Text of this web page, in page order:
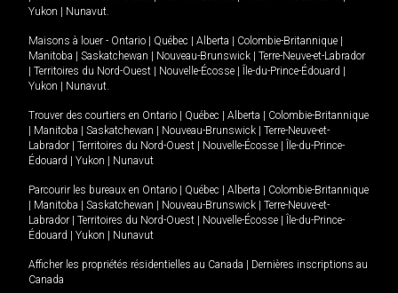
Yukon
Nunavut.
Maisons à louer - Ontario Québec Alberta Colombie-Britannique
Manitoba
Saskatchewan Nouveau-Brunswick
Terre-Neuve-et-Labrador
Territoires du Nord-Ouest Nouvelle-Écosse Île-du-Prince-Édouard
Yukon
Nunavut.
Trouver des courtiers en Ontario Québec Alberta
Colombie-Britannique
Manitoba Saskatchewan Nouveau-Brunswick
Terre-Neuve-et-
Labrador
Territoires du Nord-Ouest Nouvelle-Écosse
Île-du-Prince-
Édouard
Yukon Nunavut
Parcourir les bureaux en Ontario Québec Alberta
Colombie-Britannique
Manitoba Saskatchewan Nouveau-Brunswick
Terre-Neuve-et-
Labrador
Territoires du Nord-Ouest Nouvelle-Écosse
Île-du-Prince-
Édouard
Yukon Nunavut
Afficher les propriétés résidentielles au Canada
Dernières inscriptions au
Canada